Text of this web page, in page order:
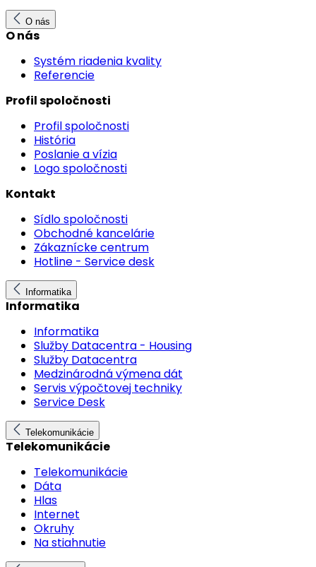
O nás
O nás
Systém riadenia kvality
Referencie
Profil spoločnosti
Profil spoločnosti
História
Poslanie a vízia
Logo spoločnosti
Kontakt
Sídlo spoločnosti
Obchodné kancelárie
Zákaznícke centrum
Hotline - Service desk
Informatika
Informatika
Informatika
Služby Datacentra - Housing
Služby Datacentra
Medzinárodná výmena dát
Servis výpočtovej techniky
Service Desk
Telekomunikácie
Telekomunikácie
Telekomunikácie
Dáta
Hlas
Internet
Okruhy
Na stiahnutie